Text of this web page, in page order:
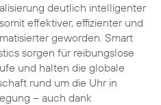
deutlich intelligenter
effektiver, effizienter und
geworden. Smart
sorgen für reibungslose
und halten die globale
rund um die Uhr in
– auch dank